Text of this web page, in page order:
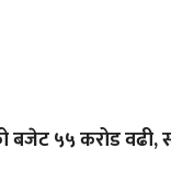
५५ करोड वढी,